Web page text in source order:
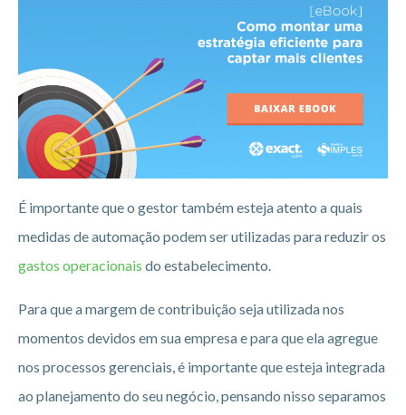
É importante que o gestor também esteja atento a quais
medidas de automação podem ser utilizadas para reduzir os
gastos operacionais do estabelecimento.
Para que a margem de contribuição seja utilizada nos
momentos devidos em sua empresa e para que ela agregue
nos processos gerenciais, é importante que esteja integrada
ao planejamento do seu negócio, pensando nisso separamos